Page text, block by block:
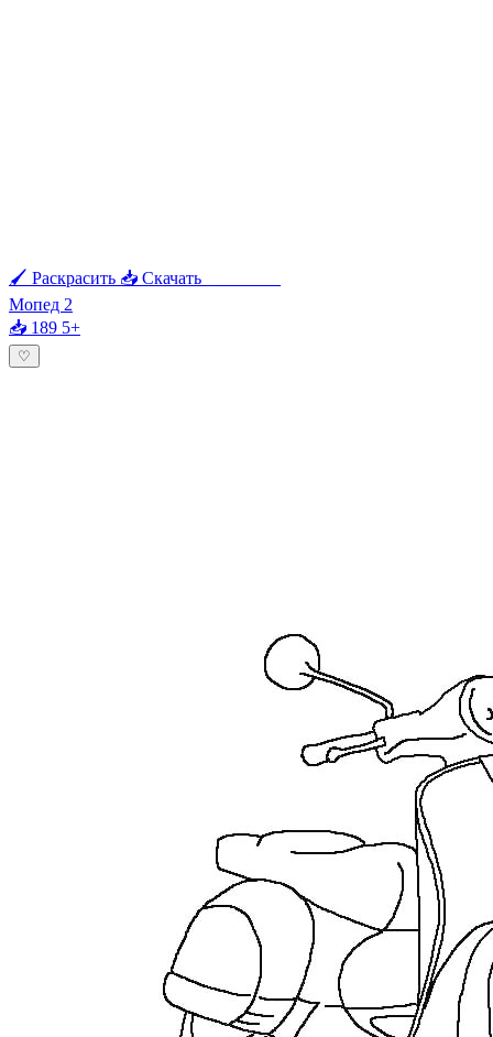
🖌 Раскрасить 📥 Скачать
Мопед 2
📥 189 5+
♡